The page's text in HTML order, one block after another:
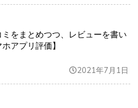
ミをまとめつつ、レビューを書い
アプリ評価】
2021年7月1日